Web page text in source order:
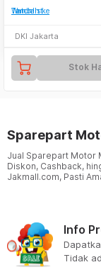
Tambah ke Watchlist
DKI Jakarta
Stok
Sparepart
Jual Sparepart Motor
Diskon, Cashback,
Jakmall.com, Pasti
Info
Tidak